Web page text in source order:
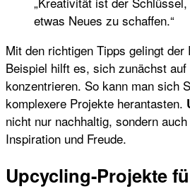
etwas Neues zu schaffen.“
Mit den richtigen Tipps gelingt
Beispiel hilft es, sich zunächst
konzentrieren. So kann man sich
komplexere Projekte herantasten.
nicht nur nachhaltig, sondern
Inspiration und Freude.
Upcycling-Projekte